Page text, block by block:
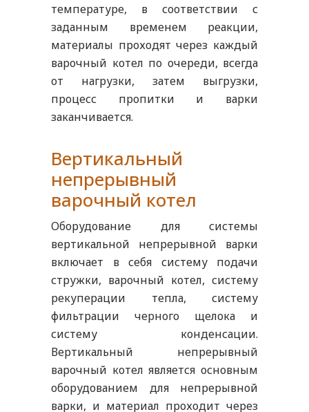
температуре, в соответствии с
заданным временем реакции,
материалы проходят через каждый
варочный котел по очереди, всегда
от нагрузки, затем выгрузки,
процесс пропитки и варки
заканчивается.
Вертикальный
непрерывный
варочный котел
Оборудование для системы
вертикальной непрерывной варки
включает в себя систему подачи
стружки, варочный котел, систему
рекуперации тепла, систему
фильтрации черного щелока и
систему конденсации.
Вертикальный непрерывный
варочный котел является основным
оборудованием для непрерывной
варки, и материал проходит через